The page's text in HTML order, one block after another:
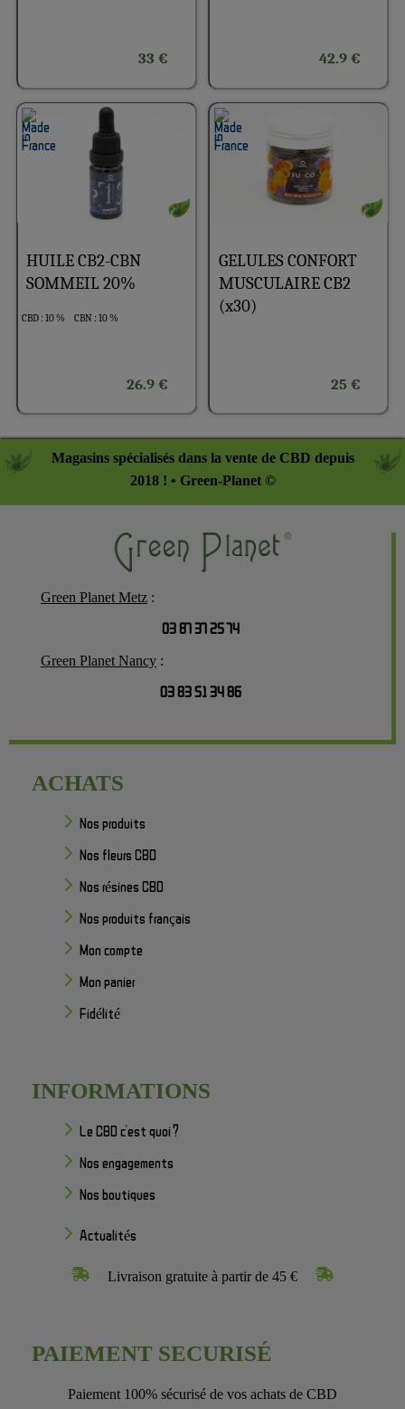
33 € 42.9 €
HUILE CB2-CBN
SOMMEIL 20%
CBD : 10 % CBN : 10 %
26.9 €
GELULES CONFORT
MUSCULAIRE CB2
(x30)
25 €
Magasins spécialisés dans la vente de CBD depuis
2018 ! • Green-Planet ©
Green Planet Metz :
03 87 37 25 74
Green Planet Nancy :
03 83 51 34 86
ACHATS
Nos produits
Nos fleurs CBD
Nos résines CBD
Nos produits français
Mon compte
Mon panier
Fidélité
INFORMATIONS
Le CBD c'est quoi ?
Nos engagements
Nos boutiques
Actualités
Livraison gratuite à partir de 45 €
PAIEMENT SECURISÉ
Paiement 100% sécurisé de vos achats de CBD